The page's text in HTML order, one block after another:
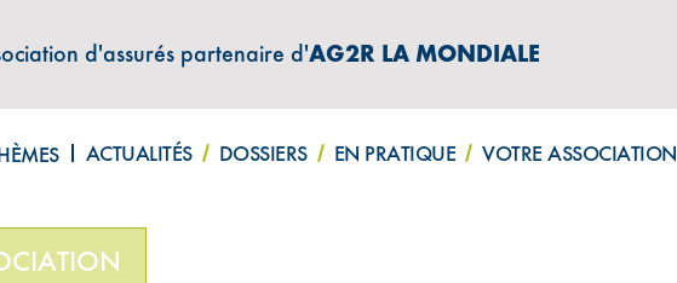
d'assurés partenaire d'AG2R LA MONDIALE
ACTUALITÉS DOSSIERS EN PRATIQUE VOTRE ASSOCIATION
"AMPHITÉA INFOS"